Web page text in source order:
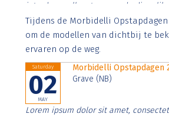
interdum nulla, ut commodo diam
Aenean faucibus nibh et justo cursus
imperdiet. Nunc ut sem vitae risus
Tijdens de Morbidelli
om de modellen van dichtbij te
ervaren op de weg.
Saturday
02
MAY
Morbidelli Opstapdagen
Grave (NB)
Lorem ipsum dolor sit amet,